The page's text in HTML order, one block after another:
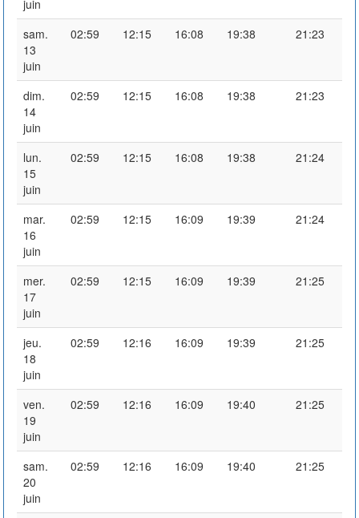
juin
sam.
13
juin
02:59 12:15 16:08 19:38 21:23
dim.
14
juin
02:59 12:15 16:08 19:38 21:23
lun.
15
juin
02:59 12:15 16:08 19:38 21:24
mar.
16
juin
02:59 12:15 16:09 19:39 21:24
mer.
17
juin
02:59 12:15 16:09 19:39 21:25
jeu.
18
juin
02:59 12:16 16:09 19:39 21:25
ven.
19
juin
02:59 12:16 16:09 19:40 21:25
sam.
20
juin
02:59 12:16 16:09 19:40 21:25